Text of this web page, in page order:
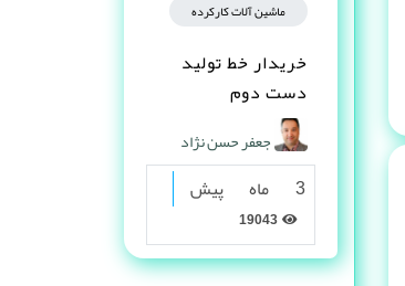
ماشین آلات کارکرده
خریدار خط تولید
دست دوم
جعفر حسن نژاد
3 ماه پیش